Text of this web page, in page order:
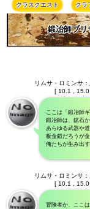
クラスクエスト クラ
鍛冶師ブリ
リムサ・ロミンサ
[ 10.1 , 15.0
ここは「鍛冶師
鍛冶師は、鉱石
あらゆる武器や
板金鎧だろうが
俺たちが生み出
リムサ・ロミンサ
[ 10.1 , 15.0
冒険者か、ここ